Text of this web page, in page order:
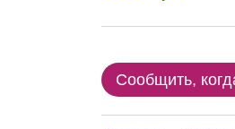
Сообщить,